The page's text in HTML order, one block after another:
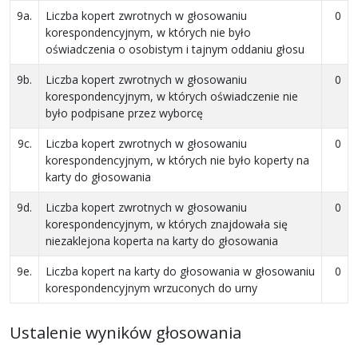
9a.
Liczba kopert zwrotnych w głosowaniu
korespondencyjnym, w których nie było
oświadczenia o osobistym i tajnym oddaniu głosu
0
9b.
Liczba kopert zwrotnych w głosowaniu
korespondencyjnym, w których oświadczenie nie
było podpisane przez wyborcę
0
9c.
Liczba kopert zwrotnych w głosowaniu
korespondencyjnym, w których nie było koperty na
karty do głosowania
0
9d.
Liczba kopert zwrotnych w głosowaniu
korespondencyjnym, w których znajdowała się
niezaklejona koperta na karty do głosowania
0
9e.
Liczba kopert na karty do głosowania w głosowaniu
korespondencyjnym wrzuconych do urny
0
Ustalenie wyników głosowania